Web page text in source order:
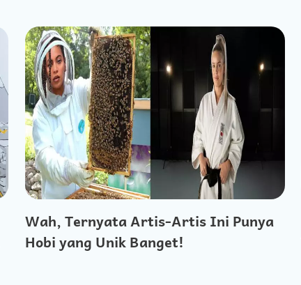
Wah, Ternyata Artis-Artis Ini Punya
Hobi yang Unik Banget!